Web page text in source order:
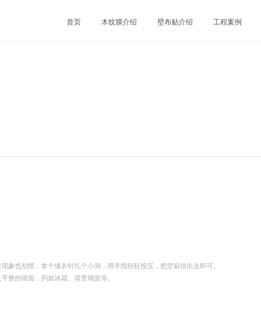
首页 木纹膜介绍 壁布贴介绍 工程案例
象也别慌，拿个缝衣针扎个小洞，用手指轻轻按压，把空寂排出去即可。
整的墙面，列如冰箱、背景墙面等。